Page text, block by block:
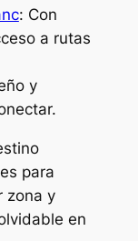
: Con
a rutas
y
para
zona y
en